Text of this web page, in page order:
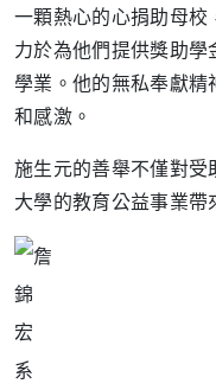
一顆熱心的心捐助母
力於為他們提供獎助
學業。他的無私奉獻
和感激。
施生元的善舉不僅對
大學的教育公益事業帶